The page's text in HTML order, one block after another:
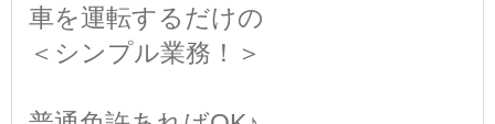
車を運転するだけの
＜シンプル業務！＞